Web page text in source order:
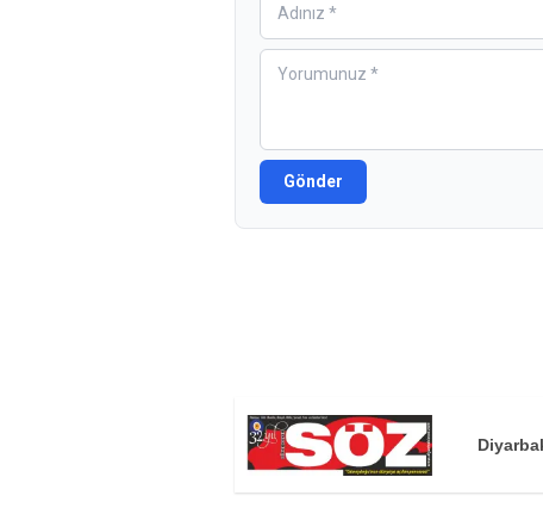
Gönder